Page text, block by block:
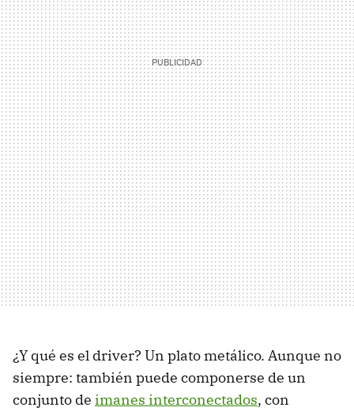
¿Y qué es el driver? Un plato metálico. Aunque no
siempre: también puede componerse de un
conjunto de imanes interconectados, con